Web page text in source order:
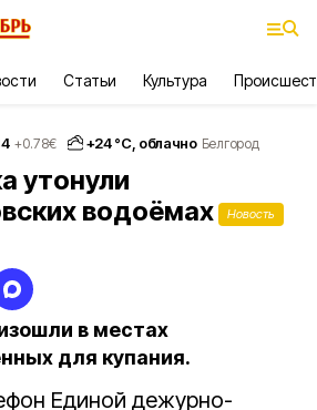
Статьи Культура
+0.78€ +24°С, облачно Белгород
утонули
водоёмах
Новость
в местах
для купания.
Единой дежурно-